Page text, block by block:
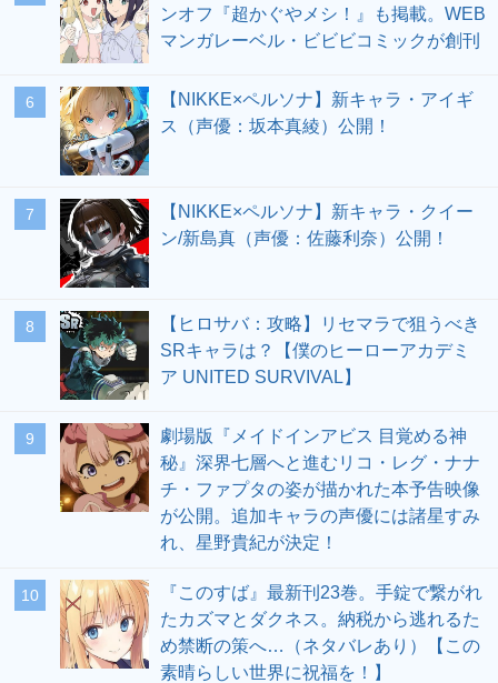
ンオフ『超かぐやメシ！』も掲載。WEB
マンガレーベル・ビビビコミックが創刊
6
【NIKKE×ペルソナ】新キャラ・アイギ
ス（声優：坂本真綾）公開！
7
【NIKKE×ペルソナ】新キャラ・クイー
ン/新島真（声優：佐藤利奈）公開！
8
【ヒロサバ：攻略】リセマラで狙うべき
SRキャラは？【僕のヒーローアカデミ
ア UNITED SURVIVAL】
9
劇場版『メイドインアビス 目覚める神
秘』深界七層へと進むリコ・レグ・ナナ
チ・ファプタの姿が描かれた本予告映像
が公開。追加キャラの声優には諸星すみ
れ、星野貴紀が決定！
10
『このすば』最新刊23巻。手錠で繋がれ
たカズマとダクネス。納税から逃れるた
め禁断の策へ…（ネタバレあり）【この
素晴らしい世界に祝福を！】